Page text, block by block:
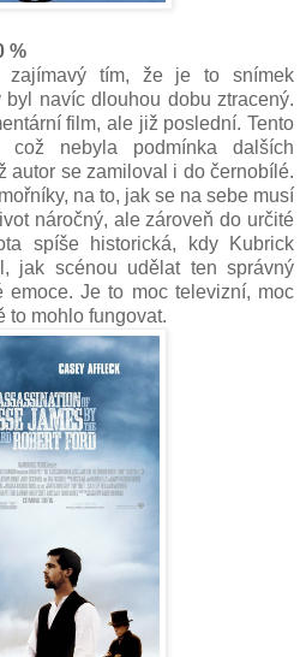
%
zajímavý tím, že je to snímek
navíc dlouhou dobu ztracený.
film, ale již poslední. Tento
nebyla podmínka dalších
autor se zamiloval i do černobílé.
na to, jak se na sebe musí
náročný, ale zároveň do určité
spíše historická, kdy Kubrick
jak scénou udělat ten správný
emoce. Je to moc televizní, moc
to mohlo fungovat.